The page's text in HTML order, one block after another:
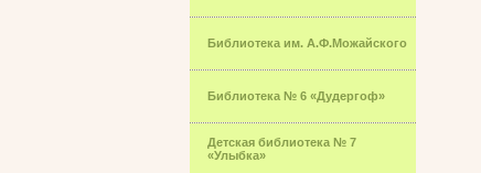
Библиотека им. А.Ф.Можайского
Библиотека № 6 «Дудергоф»
Детская библиотека № 7
«Улыбка»